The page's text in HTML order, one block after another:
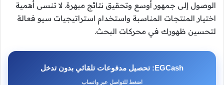
الوصول إلى جمهور أوسع وتحقيق نتائج مبهرة. لا تنسى أهمية
اختيار المنتجات المناسبة واستخدام استراتيجيات سيو فعالة
لتحسين ظهورك في محركات البحث.
EGCash: تحصيل مدفوعات تلقائي بدون تدخل
اضغط للتواصل عبر واتساب